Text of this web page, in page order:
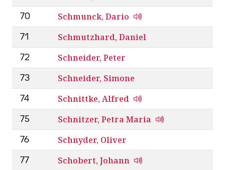
70 Schmunck, Dario
71 Schmutzhard, Daniel
72 Schneider, Peter
73 Schneider, Simone
74 Schnittke, Alfred
75 Schnitzer, Petra Maria
76 Schnyder, Oliver
77 Schobert, Johann